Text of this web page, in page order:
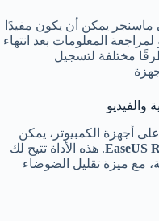
ماسنجر يمكن أن يكون مفيدًا
لمراجعة المعلومات بعد انتهاء
مختلفة لتسجيل
والفيديو
أجهزة الكمبيوتر، يمكن
EaseUS. هذه الأداة تتيح لك
مع ميزة تقليل الضوضاء